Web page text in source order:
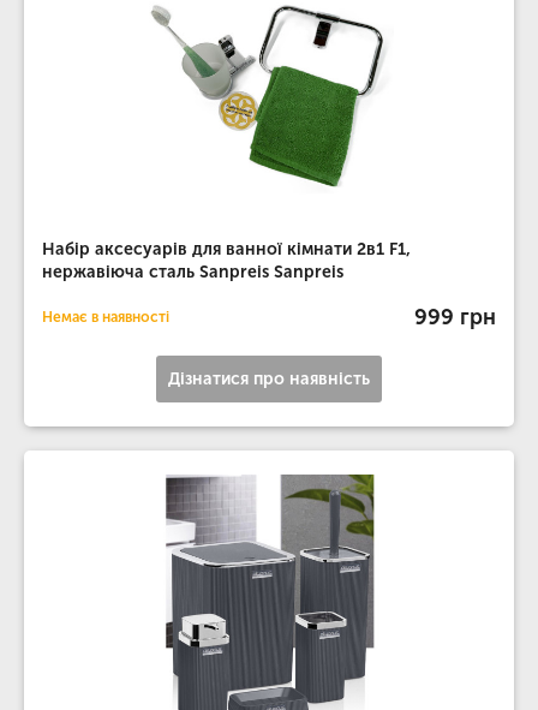
Набір аксесуарів для ванної кімнати 2в1 F1,
нержавіюча сталь Sanpreis Sanpreis
Немає в наявності 999 грн
Дізнатися про наявність